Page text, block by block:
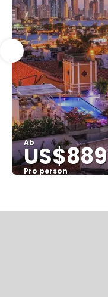
Ab
US$889
Pro person